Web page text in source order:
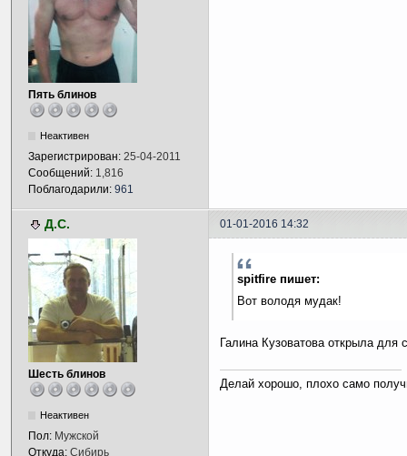
Пять блинов
Неактивен
Зарегистрирован: 25-04-2011
Сообщений: 1,816
Поблагодарили: 961
Д.С. 01-01-2016 14:32
Шесть блинов
Неактивен
Пол: Мужской
Откуда: Сибирь
spitfire пишет:
Вот володя мудак!
Галина Кузоватова открыла
Делай хорошо, плохо само